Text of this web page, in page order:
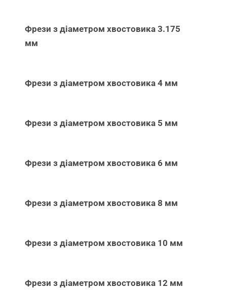
Фрези з діаметром хвостовика 3.175
мм
Фрези з діаметром хвостовика 4 мм
Фрези з діаметром хвостовика 5 мм
Фрези з діаметром хвостовика 6 мм
Фрези з діаметром хвостовика 8 мм
Фрези з діаметром хвостовика 10 мм
Фрези з діаметром хвостовика 12 мм